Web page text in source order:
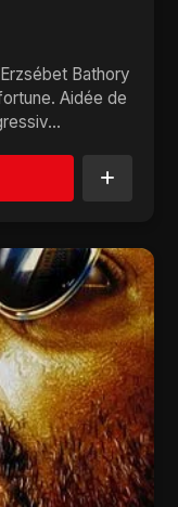
Bathory
Aidée de